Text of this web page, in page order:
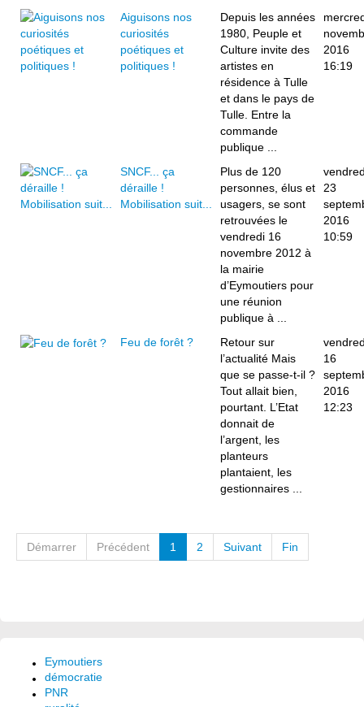
Aiguisons nos
curiosités
poétiques et
politiques !
Depuis les années
1980, Peuple et
Culture invite des
artistes en
résidence à Tulle
et dans le pays de
Tulle. Entre la
commande
publique ...
2016
16:19
SNCF... ça
déraille !
Mobilisation suit...
Plus de 120
personnes, élus et
usagers, se sont
retrouvées le
vendredi 16
novembre 2012 à
la mairie
d’Eymoutiers pour
une réunion
publique à ...
23
2016
10:59
Feu de forêt ?
Retour sur
l’actualité Mais
que se passe-t-il ?
Tout allait bien,
pourtant. L’Etat
donnait de
l’argent, les
planteurs
plantaient, les
gestionnaires ...
16
2016
12:23
Démarrer Précédent 1 2 Suivant Fin
Eymoutiers
démocratie
PNR